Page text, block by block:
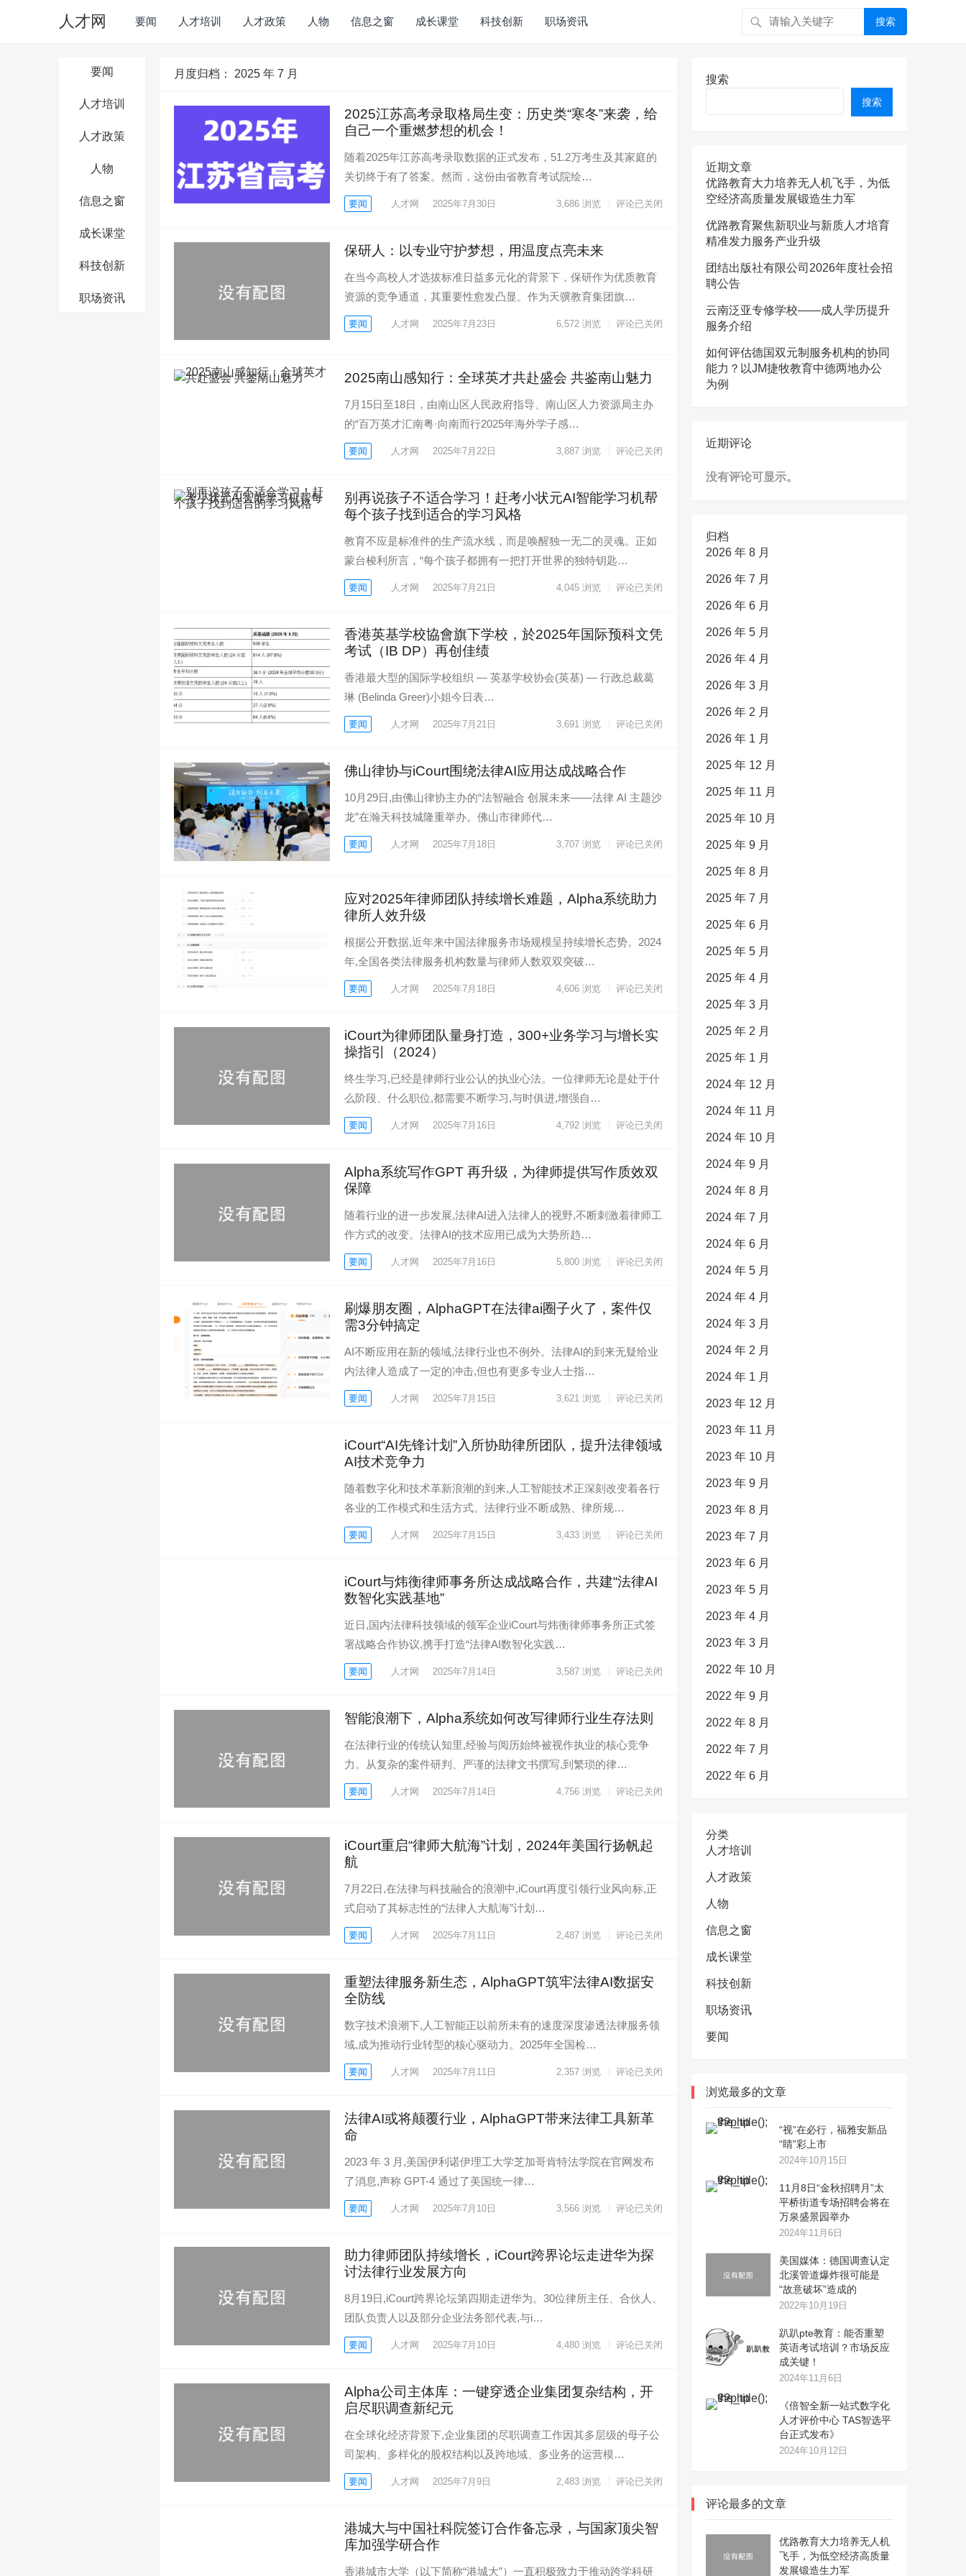
人才网 要闻 人才培训 人才政策 人物 信息之窗 成长课堂 科技创新 职场资讯 搜索
要闻
人才培训
人才政策
人物
信息之窗
成长课堂
科技创新
职场资讯
月度归档： 2025 年 7 月
2025江苏高考录取格局生变：历史类“寒冬”来袭，给
自己一个重燃梦想的机会！
随着2025年江苏高考录取数据的正式发布，51.2万考生及其家庭的
关切终于有了答案。然而，这份由省教育考试院绘…
要闻 人才网 2025年7月30日 3,686 浏览 评论已关闭
保研人：以专业守护梦想，用温度点亮未来
在当今高校人才选拔标准日益多元化的背景下，保研作为优质教育
资源的竞争通道，其重要性愈发凸显。作为天骥教育集团旗…
要闻 人才网 2025年7月23日 6,572 浏览 评论已关闭
2025南山感知行：全球英才共赴盛会 共鉴南山魅力
7月15日至18日，由南山区人民政府指导、南山区人力资源局主办
的“百万英才汇南粤·向南而行2025年海外学子感…
要闻 人才网 2025年7月22日 3,887 浏览 评论已关闭
别再说孩子不适合学习！赶考小状元AI智能学习机帮
每个孩子找到适合的学习风格
教育不应是标准件的生产流水线，而是唤醒独一无二的灵魂。正如
蒙台梭利所言，“每个孩子都拥有一把打开世界的独特钥匙…
要闻 人才网 2025年7月21日 4,045 浏览 评论已关闭
香港英基学校協會旗下学校，於2025年国际预科文凭
考试（IB DP）再创佳绩
香港最大型的国际学校组织 — 英基学校协会(英基) — 行政总裁葛
琳 (Belinda Greer)小姐今日表…
要闻 人才网 2025年7月21日 3,691 浏览 评论已关闭
佛山律协与iCourt围绕法律AI应用达成战略合作
10月29日,由佛山律协主办的“法智融合 创展未来——法律 AI 主题沙
龙”在瀚天科技城隆重举办。佛山市律师代…
要闻 人才网 2025年7月18日 3,707 浏览 评论已关闭
应对2025年律师团队持续增长难题，Alpha系统助力
律所人效升级
根据公开数据,近年来中国法律服务市场规模呈持续增长态势。2024
年,全国各类法律服务机构数量与律师人数双双突破…
要闻 人才网 2025年7月18日 4,606 浏览 评论已关闭
iCourt为律师团队量身打造，300+业务学习与增长实
操指引（2024）
终生学习,已经是律师行业公认的执业心法。一位律师无论是处于什
么阶段、什么职位,都需要不断学习,与时俱进,增强自…
要闻 人才网 2025年7月16日 4,792 浏览 评论已关闭
Alpha系统写作GPT 再升级，为律师提供写作质效双
保障
随着行业的进一步发展,法律AI进入法律人的视野,不断刺激着律师工
作方式的改变。法律AI的技术应用已成为大势所趋…
要闻 人才网 2025年7月16日 5,800 浏览 评论已关闭
刷爆朋友圈，AlphaGPT在法律ai圈子火了，案件仅
需3分钟搞定
AI不断应用在新的领域,法律行业也不例外。法律AI的到来无疑给业
内法律人造成了一定的冲击,但也有更多专业人士指…
要闻 人才网 2025年7月15日 3,621 浏览 评论已关闭
iCourt“AI先锋计划”入所协助律所团队，提升法律领域
AI技术竞争力
随着数字化和技术革新浪潮的到来,人工智能技术正深刻改变着各行
各业的工作模式和生活方式。法律行业不断成熟、律所规…
要闻 人才网 2025年7月15日 3,433 浏览 评论已关闭
iCourt与炜衡律师事务所达成战略合作，共建“法律AI
数智化实践基地”
近日,国内法律科技领域的领军企业iCourt与炜衡律师事务所正式签
署战略合作协议,携手打造“法律AI数智化实践…
要闻 人才网 2025年7月14日 3,587 浏览 评论已关闭
智能浪潮下，Alpha系统如何改写律师行业生存法则
在法律行业的传统认知里,经验与阅历始终被视作执业的核心竞争
力。从复杂的案件研判、严谨的法律文书撰写,到繁琐的律…
要闻 人才网 2025年7月14日 4,756 浏览 评论已关闭
iCourt重启“律师大航海”计划，2024年美国行扬帆起
航
7月22日,在法律与科技融合的浪潮中,iCourt再度引领行业风向标,正
式启动了其标志性的“法律人大航海”计划…
要闻 人才网 2025年7月11日 2,487 浏览 评论已关闭
重塑法律服务新生态，AlphaGPT筑牢法律AI数据安
全防线
数字技术浪潮下,人工智能正以前所未有的速度深度渗透法律服务领
域,成为推动行业转型的核心驱动力。2025年全国检…
要闻 人才网 2025年7月11日 2,357 浏览 评论已关闭
法律AI或将颠覆行业，AlphaGPT带来法律工具新革
命
2023 年 3 月,美国伊利诺伊理工大学芝加哥肯特法学院在官网发布
了消息,声称 GPT-4 通过了美国统一律…
要闻 人才网 2025年7月10日 3,566 浏览 评论已关闭
助力律师团队持续增长，iCourt跨界论坛走进华为探
讨法律行业发展方向
8月19日,iCourt跨界论坛第四期走进华为。30位律所主任、合伙人、
团队负责人以及部分企业法务部代表,与i…
要闻 人才网 2025年7月10日 4,480 浏览 评论已关闭
Alpha公司主体库：一键穿透企业集团复杂结构，开
启尽职调查新纪元
在全球化经济背景下,企业集团的尽职调查工作因其多层级的母子公
司架构、多样化的股权结构以及跨地域、多业务的运营模…
要闻 人才网 2025年7月9日 2,483 浏览 评论已关闭
港城大与中国社科院签订合作备忘录，与国家顶尖智
库加强学研合作
香港城市大学（以下简称“港城大”）一直积极致力于推动跨学科研
搜索
搜索
近期文章
优路教育大力培养无人机飞手，为低
空经济高质量发展锻造生力军
优路教育聚焦新职业与新质人才培育
精准发力服务产业升级
团结出版社有限公司2026年度社会招
聘公告
云南泛亚专修学校——成人学历提升
服务介绍
如何评估德国双元制服务机构的协同
能力？以JM捷牧教育中德两地办公
为例
近期评论
没有评论可显示。
归档
2026 年 8 月
2026 年 7 月
2026 年 6 月
2026 年 5 月
2026 年 4 月
2026 年 3 月
2026 年 2 月
2026 年 1 月
2025 年 12 月
2025 年 11 月
2025 年 10 月
2025 年 9 月
2025 年 8 月
2025 年 7 月
2025 年 6 月
2025 年 5 月
2025 年 4 月
2025 年 3 月
2025 年 2 月
2025 年 1 月
2024 年 12 月
2024 年 11 月
2024 年 10 月
2024 年 9 月
2024 年 8 月
2024 年 7 月
2024 年 6 月
2024 年 5 月
2024 年 4 月
2024 年 3 月
2024 年 2 月
2024 年 1 月
2023 年 12 月
2023 年 11 月
2023 年 10 月
2023 年 9 月
2023 年 8 月
2023 年 7 月
2023 年 6 月
2023 年 5 月
2023 年 4 月
2023 年 3 月
2022 年 10 月
2022 年 9 月
2022 年 8 月
2022 年 7 月
2022 年 6 月
分类
人才培训
人才政策
人物
信息之窗
成长课堂
科技创新
职场资讯
要闻
浏览最多的文章
“视”在必行，福雅安新品
“睛”彩上市
2024年10月15日
11月8日“金秋招聘月”太
平桥街道专场招聘会将在
万泉盛景园举办
2024年11月6日
美国媒体：德国调查认定
北溪管道爆炸很可能是
“故意破坏”造成的
2022年10月19日
趴趴pte教育：能否重塑
英语考试培训？市场反应
成关键！
2024年11月6日
《倍智全新一站式数字化
人才评价中心 TAS智选平
台正式发布》
2024年10月12日
评论最多的文章
优路教育大力培养无人机
飞手，为低空经济高质量
发展锻造生力军